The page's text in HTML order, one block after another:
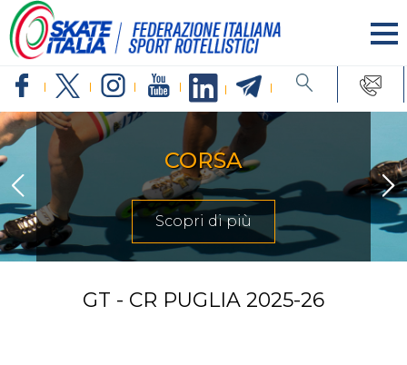
CORSA
Scopri di più
GT - CR PUGLIA 2025-26